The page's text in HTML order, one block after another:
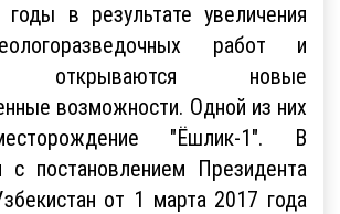
в результате увеличения
работ и
открываются новые
возможности. Одной из них
"Ёшлик-1". В
с постановлением Президента
от 1 марта 2017 года